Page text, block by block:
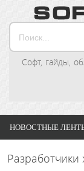
Софт, гайды,
НОВОСТНЫЕ
Разработчики